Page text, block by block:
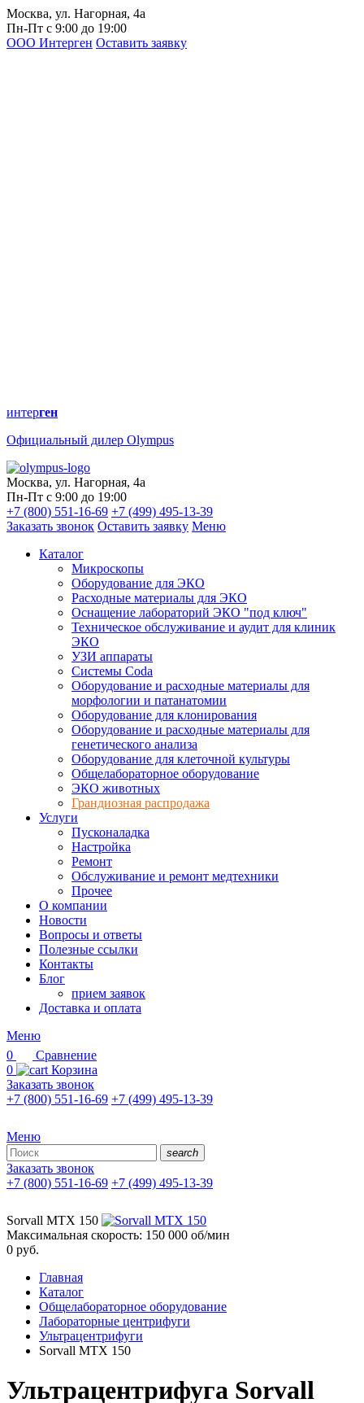
Москва, ул. Нагорная, 4а
Пн-Пт с 9:00 до 19:00
ООО Интерген Оставить заявку
интерген
Официальный дилер Olympus
Москва, ул. Нагорная, 4а
Пн-Пт с 9:00 до 19:00
+7 (800) 551-16-69 +7 (499) 495-13-39
Заказать звонок Оставить заявку Меню
Каталог
Микроскопы
Оборудование для ЭКО
Расходные материалы для ЭКО
Оснащение лабораторий ЭКО "под ключ"
Техническое обслуживание и аудит для клиник
ЭКО
УЗИ аппараты
Системы Coda
Оборудование и расходные материалы для
морфологии и патанатомии
Оборудование для клонирования
Оборудование и расходные материалы для
генетического анализа
Оборудование для клеточной культуры
Общелабораторное оборудование
ЭКО животных
Грандиозная распродажа
Услуги
Пусконаладка
Настройка
Ремонт
Обслуживание и ремонт медтехники
Прочее
О компании
Новости
Вопросы и ответы
Полезные ссылки
Контакты
Блог
прием заявок
Доставка и оплата
Меню
0
Сравнение
0
Корзина
Заказать звонок
+7 (800) 551-16-69 +7 (499) 495-13-39
Меню
search
Заказать звонок
+7 (800) 551-16-69 +7 (499) 495-13-39
Sorvall МТХ 150
Максимальная скорость: 150 000 об/мин
0 руб.
Главная
Каталог
Общелабораторное оборудование
Лабораторные центрифуги
Ультрацентрифуги
Sorvall МТХ 150
Ультрацентрифуга Sorvall